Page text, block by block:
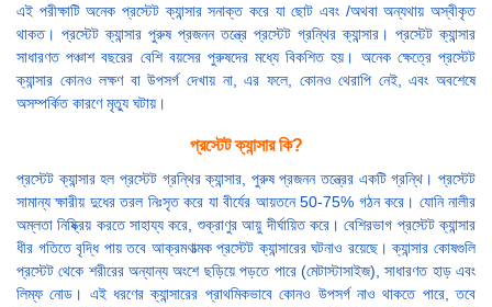
এই পরীক্ষাটি অনেক প্রস্টেট ক্যান্সার সনাক্ত করে যা ছোট এবং /অথবা অন্যথায় অস্বীকৃত
থাকত। প্রস্টেট ক্যান্সার পুরুষ প্রজনন তন্ত্রে প্রস্টেট গ্রন্থির ক্যান্সার। প্রস্টেট ক্যান্সার
সাধারণত পঞ্চাশ বছরের বেশি বয়সের পুরুষদের মধ্যে বিকশিত হয়। অনেক ক্ষেত্রে প্রস্টেট
ক্যান্সার কোনও লক্ষণ বা উপসর্গ দেখায় না, এর ফলে, কোনও থেরাপি নেই, এবং অবশেষে
অসম্পর্কিত কারণে মৃত্যু ঘটায়।
প্রস্টেট ক্যান্সার কি?
প্রস্টেট ক্যান্সার হল প্রস্টেট গ্রন্থির ক্যান্সার, পুরুষ প্রজনন তন্ত্রের একটি গ্রন্থি। প্রস্টেট
সামান্য ক্ষারীয় দুধের তরল নিঃসৃত করে যা বীর্যের আয়তনে 50-75% গঠন করে। যোনি নালীর
অম্লতা নিষ্ক্রিয় করতে সাহায্য করে, শুক্রাণুর আয়ু দীর্ঘায়িত করে। বেশিরভাগ প্রস্টেট ক্যান্সার
ধীর গতিতে বৃদ্ধি পায় তবে আক্রমণাত্মক প্রস্টেট ক্যান্সারের ঘটনাও রয়েছে। ক্যান্সার কোষগুলি
প্রস্টেট থেকে শরীরের অন্যান্য অংশে ছড়িয়ে পড়তে পারে (মেটাস্টাসাইজ), সাধারণত হাড় এবং
লিম্ফ নোড। এই ধরণের ক্যান্সারের প্রাথমিকভাবে কোনও উপসর্গ নাও থাকতে পারে, তবে